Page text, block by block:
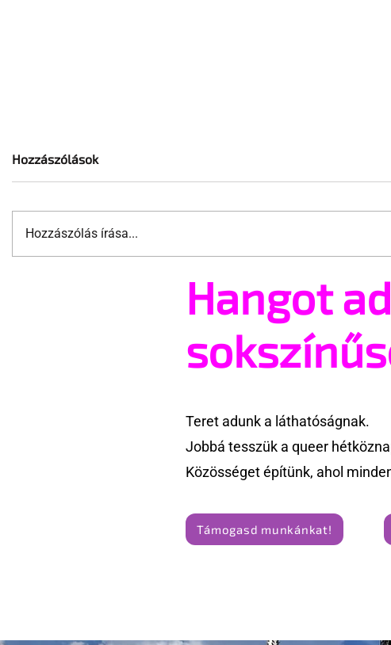
Építészeti irányelvek a vágy
Terrortámadás
tartják az idei
Amszterdamban
Hozzászólások
Hozzászólás írása...
Hangot
Teret adunk a láthatóságnak.
Jobbá tesszük a queer
Közösséget építünk, ahol
Támogasd munkánkat!